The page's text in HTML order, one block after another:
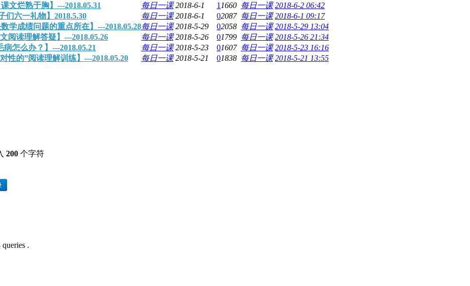
文烂熟于胸】---2018.05.31 每日一课 2018-6-1 1 1660 每日一课 2018-6-2 06:42
们六一礼物】2018.5.30 每日一课 2018-6-1 02087 每日一课 2018-6-1 09:17
学成绩问题的重点所在】---2018.05.28每日一课 2018-5-29 02058 每日一课 2018-5-29 13:04
阅读理解答疑】---2018.05.26 每日一课 2018-5-26 01799 每日一课 2018-5-26 21:34
怎么办？】---2018.05.21 每日一课 2018-5-23 01607 每日一课 2018-5-23 16:16
性的”阅读理解训练】---2018.05.20 每日一课 2018-5-21 01838 每日一课 2018-5-21 13:55
200 个字符
queries .